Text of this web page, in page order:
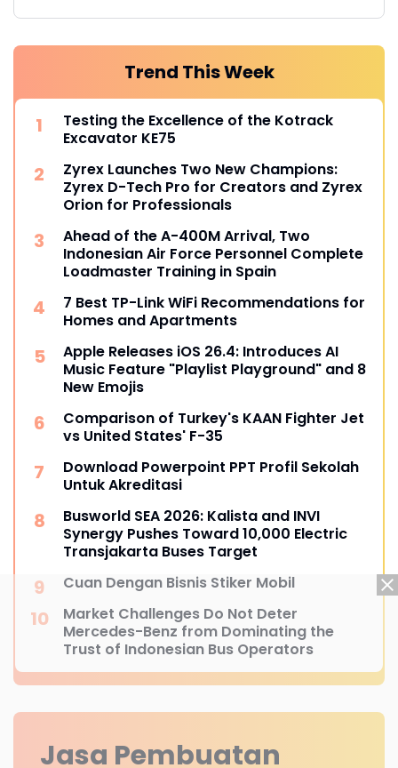
Trend This Week
Testing the Excellence of the Kotrack
Excavator KE75
Zyrex Launches Two New Champions:
Zyrex D-Tech Pro for Creators and Zyrex
Orion for Professionals
Ahead of the A-400M Arrival, Two
Indonesian Air Force Personnel Complete
Loadmaster Training in Spain
7 Best TP-Link WiFi Recommendations for
Homes and Apartments
Apple Releases iOS 26.4: Introduces AI
Music Feature "Playlist Playground" and 8
New Emojis
Comparison of Turkey's KAAN Fighter Jet
vs United States' F-35
Download Powerpoint PPT Profil Sekolah
Untuk Akreditasi
Busworld SEA 2026: Kalista and INVI
Synergy Pushes Toward 10,000 Electric
Transjakarta Buses Target
Cuan Dengan Bisnis Stiker Mobil
Market Challenges Do Not Deter
Mercedes-Benz from Dominating the
Trust of Indonesian Bus Operators
Jasa Pembuatan